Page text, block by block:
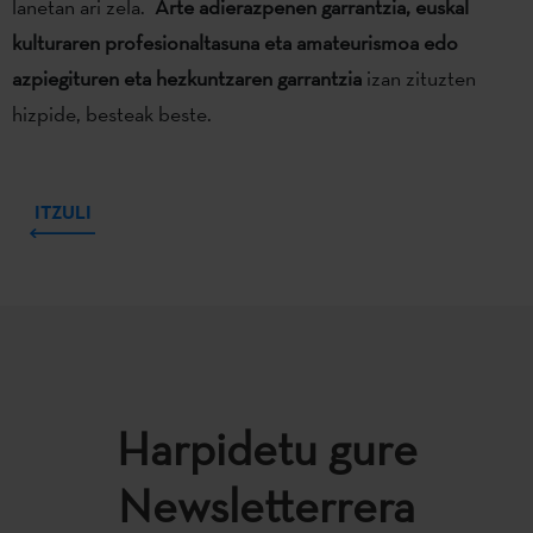
lanetan ari zela. Arte adierazpenen garrantzia, euskal
kulturaren profesionaltasuna eta amateurismoa edo
azpiegituren eta hezkuntzaren garrantzia izan zituzten
hizpide, besteak beste.
ITZULI
Harpidetu gure
Newsletterrera